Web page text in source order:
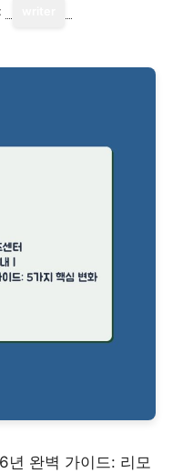
완벽 가이드: 리모